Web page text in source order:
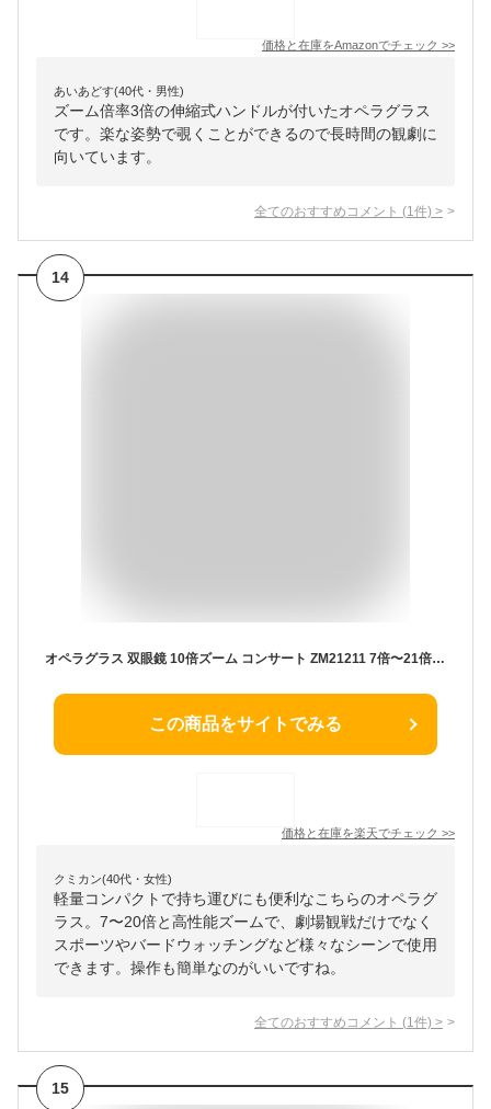
価格と在庫をAmazonでチェック >>
あいあどす(40代・男性)
ズーム倍率3倍の伸縮式ハンドルが付いたオペラグラス
です。楽な姿勢で覗くことができるので長時間の観劇に
向いています。
全てのおすすめコメント (1 件) >
14
オペラグラス 双眼鏡 10倍ズーム コンサート ZM21211 7倍〜21倍 21mm コンパクトズーム ドーム コンサート ライブ 観劇 池田レンズ
この商品をサイトでみる
価格と在庫を楽天でチェック >>
クミカン(40代・女性)
軽量コンパクトで持ち運びにも便利なこちらのオペラグ
ラス。7〜20倍と高性能ズームで、劇場観戦だけでなく
スポーツやバードウォッチングなど様々なシーンで使用
できます。操作も簡単なのがいいですね。
全てのおすすめコメント (1 件) >
15